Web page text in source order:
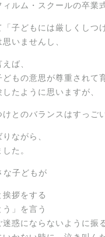
ィルム・スクールの卒業
「子どもには厳しくしつ
いませんし、
ば、
どもの意思が尊重されて
たように思いますが、
とのバランスはすっご
ながら、
た。
な子どもが
挨拶をする
う」を言う
迷惑にならないように振